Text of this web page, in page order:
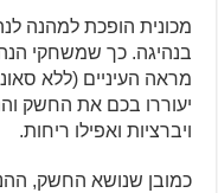
מכונית הופכת למהנה
בנהיגה. כך שמשחקי
מראה העיניים (ללא
יעוררו בכם את החשק
ויברציות ואפילו ריחות.
כמובן שנושא החשק,